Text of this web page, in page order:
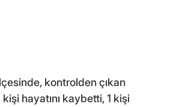
kontrolden çıkan
hayatını kaybetti, 1 kişi